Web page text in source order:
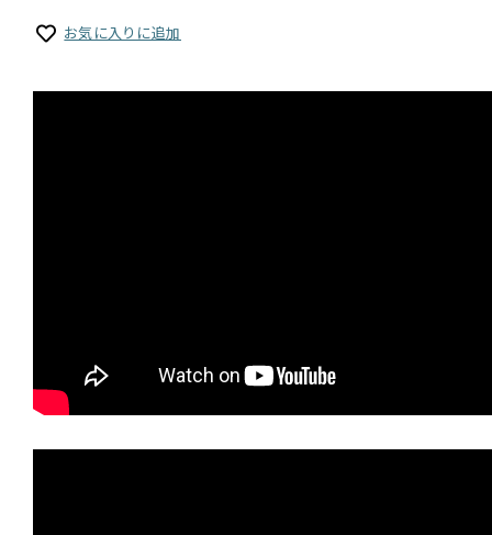
お気に入りに追加